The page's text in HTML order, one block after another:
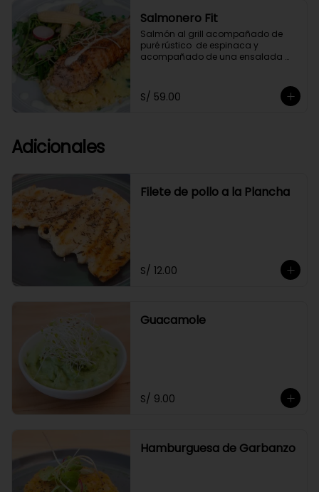
Salmonero Fit
Salmón al grill acompañado de
puré rústico  de espinaca y
acompañado de una ensalada
S/ 59.00
Adicionales
Filete de pollo a la Plancha
S/ 12.00
Guacamole
S/ 9.00
Hamburguesa de Garbanzo